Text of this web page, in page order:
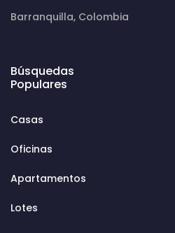
Barranquilla, Colombia
Búsquedas
Populares
Casas
Oficinas
Apartamentos
Lotes